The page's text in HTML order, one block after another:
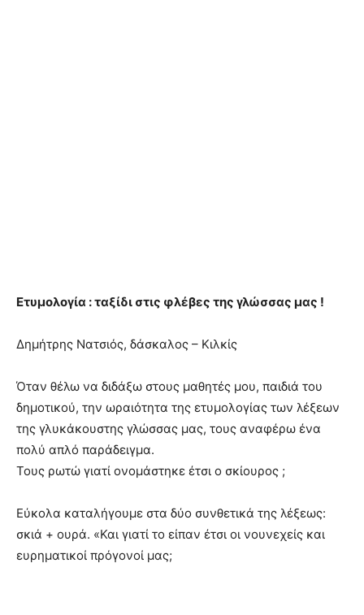
Ετυμολογία : ταξίδι στις φλέβες της γλώσσας μας !
Δημήτρης Νατσιός, δάσκαλος – Κιλκίς
Όταν θέλω να διδάξω στους μαθητές μου, παιδιά του
δημοτικού, την ωραιότητα της ετυμολογίας των λέξεων
της γλυκάκουστης γλώσσας μας, τους αναφέρω ένα
πολύ απλό παράδειγμα.
Τους ρωτώ γιατί ονομάστηκε έτσι ο σκίουρος ;
Εύκολα καταλήγουμε στα δύο συνθετικά της λέξεως:
σκιά + ουρά. «Και γιατί το είπαν έτσι οι νουνεχείς και
ευρηματικοί πρόγονοί μας;